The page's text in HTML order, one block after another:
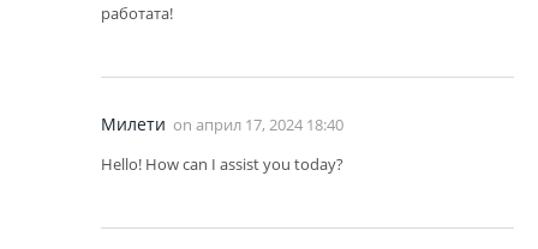
работата!
Милети on април 17, 2024 18:40
Hello! How can I assist you today?